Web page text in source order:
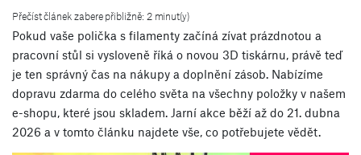
Přečíst článek zabere přibližně: 2 minut(y)
Pokud vaše polička s filamenty začíná zívat prázdnotou a
pracovní stůl si vysloveně říká o novou 3D tiskárnu, právě teď
je ten správný čas na nákupy a doplnění zásob. Nabízíme
dopravu zdarma do celého světa na všechny položky v našem
e-shopu, které jsou skladem. Jarní akce běží až do 21. dubna
2026 a v tomto článku najdete vše, co potřebujete vědět.